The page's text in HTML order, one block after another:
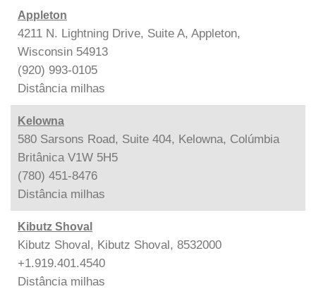
Appleton
4211 N. Lightning Drive, Suite A, Appleton,
Wisconsin 54913
(920) 993-0105
Distância milhas
Kelowna
580 Sarsons Road, Suite 404, Kelowna, Colúmbia
Britânica V1W 5H5
(780) 451-8476
Distância milhas
Kibutz Shoval
Kibutz Shoval, Kibutz Shoval, 8532000
+1.919.401.4540
Distância milhas